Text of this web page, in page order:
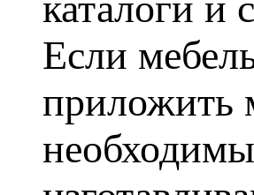
Если
приложить